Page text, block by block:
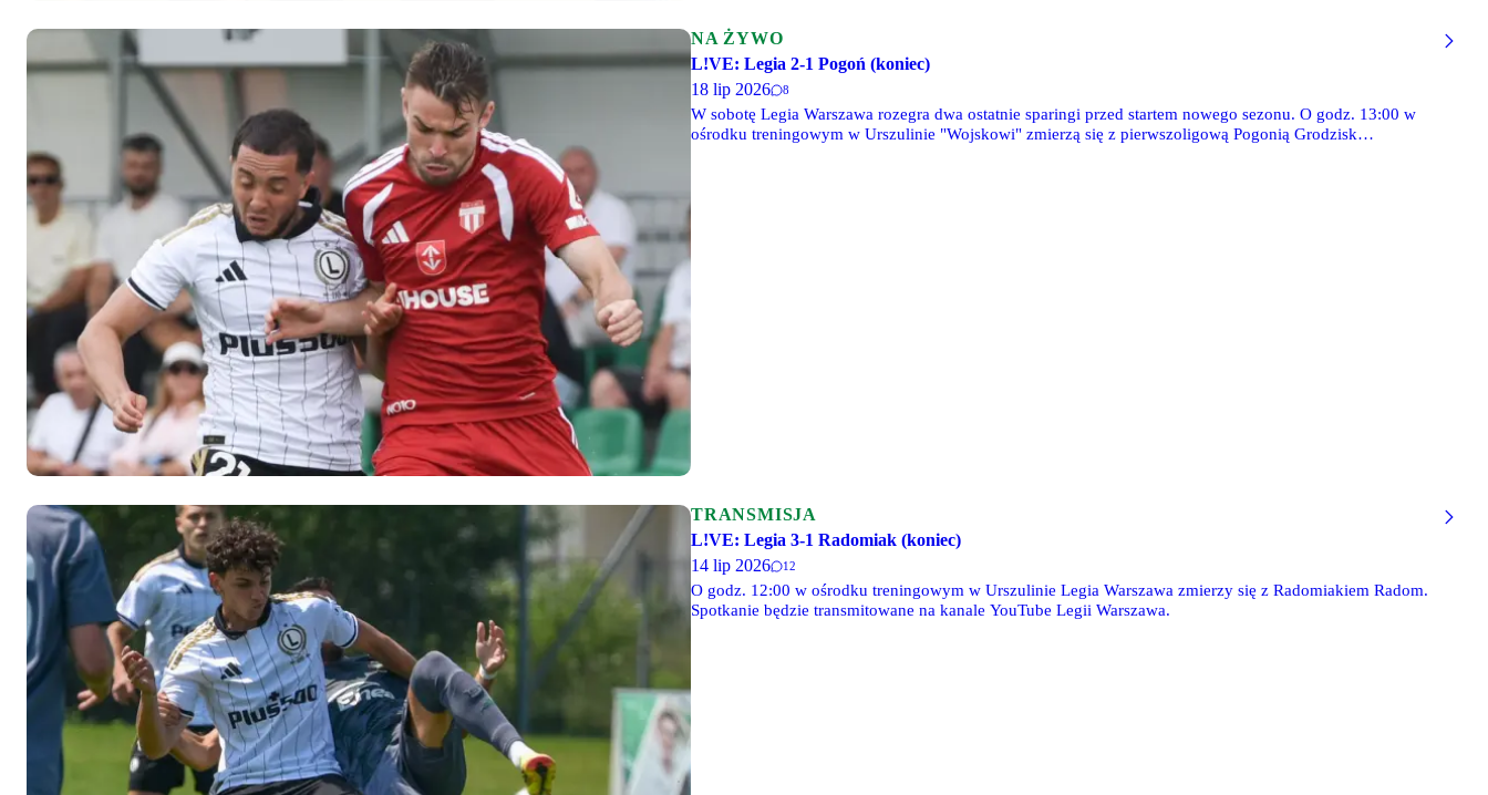
NA ŻYWO
L!VE: Legia 2-1 Pogoń (koniec)
18 lip 2026
8
W sobotę Legia Warszawa rozegra dwa ostatnie sparingi przed startem nowego sezonu. O godz. 13:00 w
ośrodku treningowym w Urszulinie "Wojskowi" zmierzą się z pierwszoligową Pogonią Grodzisk
TRANSMISJA
L!VE: Legia 3-1 Radomiak (koniec)
14 lip 2026
12
O godz. 12:00 w ośrodku treningowym w Urszulinie Legia Warszawa zmierzy się z Radomiakiem Radom.
Spotkanie będzie transmitowane na kanale YouTube Legii Warszawa.